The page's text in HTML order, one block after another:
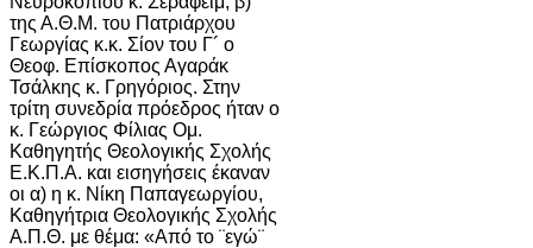
της Α.Θ.Μ. του Πατριάρχου
Γεωργίας κ.κ. Σίον του Γ´ ο
Θεοφ. Επίσκοπος Αγαράκ
Τσάλκης κ. Γρηγόριος. Στην
τρίτη συνεδρία πρόεδρος ήταν ο
κ. Γεώργιος Φίλιας Ομ.
Καθηγητής Θεολογικής Σχολής
Ε.Κ.Π.Α. και εισηγήσεις έκαναν
οι α) η κ. Νίκη Παπαγεωργίου,
Καθηγήτρια Θεολογικής Σχολής
Α.Π.Θ. με θέμα: «Από το ¨εγώ¨